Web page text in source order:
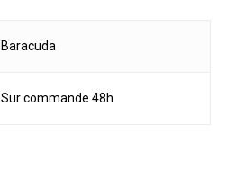
Baracuda
Sur commande 48h